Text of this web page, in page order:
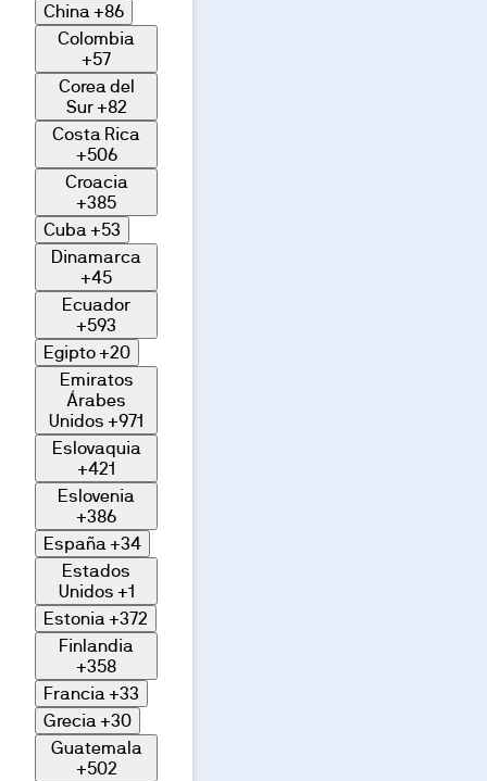
China+86
Colombia
+57
Corea del
Sur+82
Costa Rica
+506
Croacia
+385
Cuba+53
Dinamarca
+45
Ecuador
+593
Egipto+20
Emiratos
Árabes
Unidos +971
Eslovaquia
+421
Eslovenia
+386
España+34
Estados
Unidos +1
Estonia+372
Finlandia
+358
Francia+33
Grecia+30
Guatemala
+502